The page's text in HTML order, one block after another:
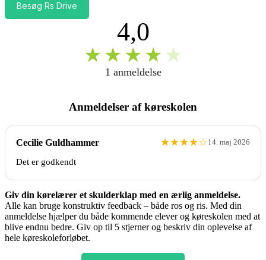
Besøg Rs Drive
4,0
★ ★ ★ ★ ★
1 anmeldelse
Anmeldelser af køreskolen
Cecilie Guldhammer ★★★★☆14. maj 2026
Det er godkendt
Giv din kørelærer et skulderklap med en ærlig anmeldelse.
Alle kan bruge konstruktiv feedback – både ros og ris. Med din
anmeldelse hjælper du både kommende elever og køreskolen med at
blive endnu bedre. Giv op til 5 stjerner og beskriv din oplevelse af
hele køreskoleforløbet.